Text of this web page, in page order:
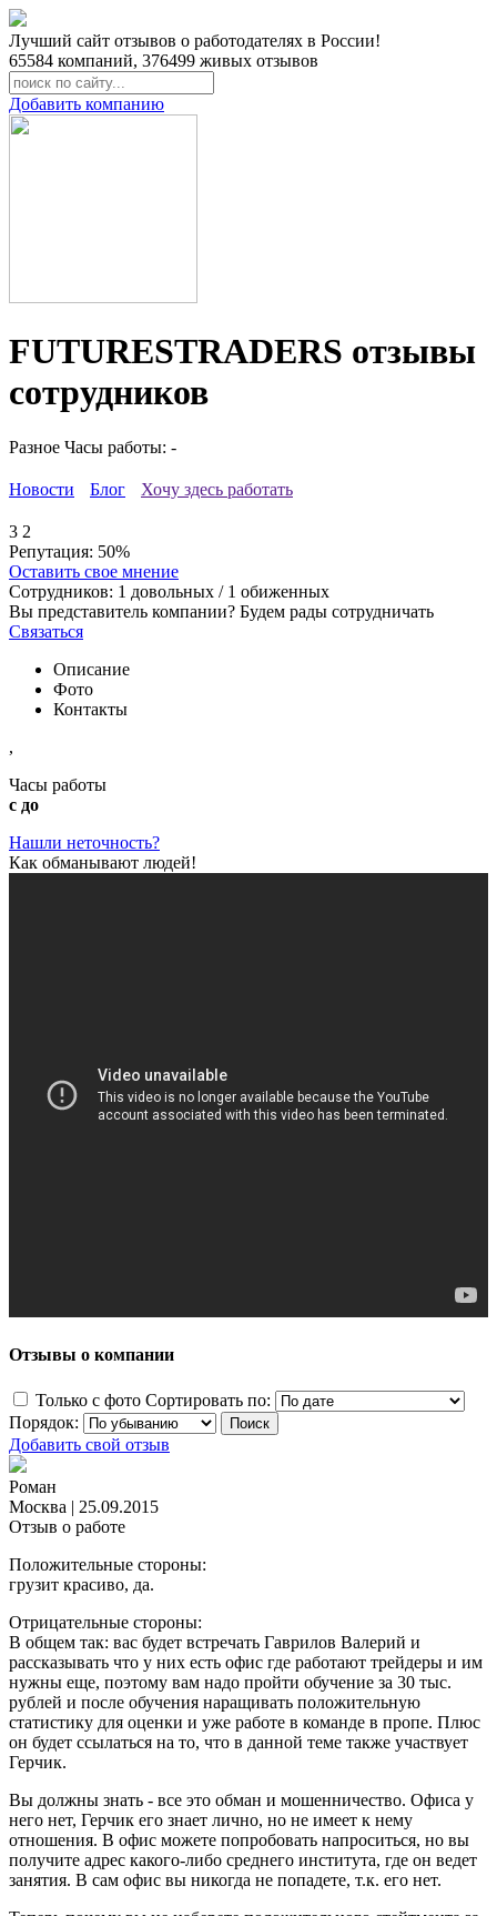
Лучший сайт отзывов о работодателях в России!
65584 компаний, 376499 живых отзывов
Добавить компанию
FUTURESTRADERS отзывы
сотрудников
Разное Часы работы: -
Новости Блог Хочу здесь работать
3 2
Репутация: 50%
Оставить свое мнение
Сотрудников: 1 довольных / 1 обиженных
Вы представитель компании? Будем рады сотрудничать
Связаться
Описание
Фото
Контакты
,
Часы работы
с до
Нашли неточность?
Как обманывают людей!
Отзывы о компании
Только с фото Сортировать по:
Порядок:
Добавить свой отзыв
Роман
Москва | 25.09.2015
Отзыв о работе
Положительные стороны:
грузит красиво, да.
Отрицательные стороны:
В общем так: вас будет встречать Гаврилов Валерий и
рассказывать что у них есть офис где работают трейдеры и им
нужны еще, поэтому вам надо пройти обучение за 30 тыс.
рублей и после обучения наращивать положительную
статистику для оценки и уже работе в команде в пропе. Плюс
он будет ссылаться на то, что в данной теме также участвует
Герчик.
Вы должны знать - все это обман и мошенничество. Офиса у
него нет, Герчик его знает лично, но не имеет к нему
отношения. В офис можете попробовать напроситься, но вы
получите адрес какого-либо среднего института, где он ведет
занятия. В сам офис вы никогда не попадете, т.к. его нет.